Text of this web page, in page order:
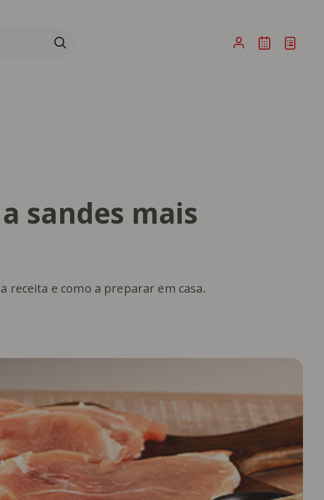
ou na página de Pesquisa ao submeter a sua pesquisa
sandes mais
receita e como a preparar em casa.